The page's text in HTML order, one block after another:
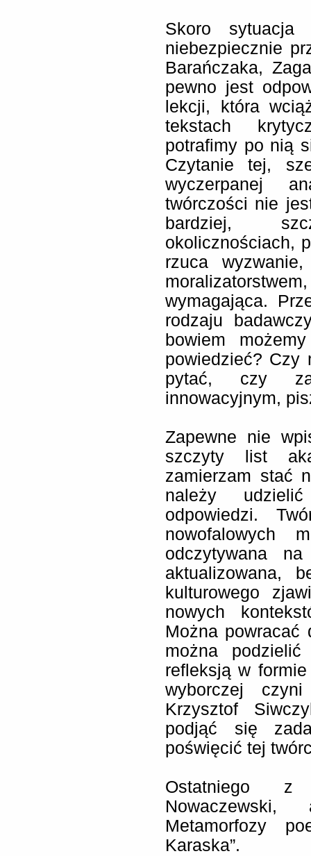
Skoro sytuacja
niebezpiecznie
Barańczaka,
pewno jest
lekcji, która
tekstach
potrafimy po nią
Czytanie tej,
wyczerpanej
twórczości nie
bardziej,
okolicznościach,
rzuca
wymagająca.
rodzaju
bowiem
powiedzieć? Czy
pytać, czy
innowacyjnym,
Zapewne nie
szczyty list
zamierzam stać
należy
odpowiedzi.
nowofalowych
odczytywana
aktualizowana,
kulturowego
nowych
Można powracać
można
refleksją w
wyborczej
Krzysztof
podjąć się
poświęcić tej
Ostatniego z
Nowaczewski,
Metamorfozy
Karaska”.